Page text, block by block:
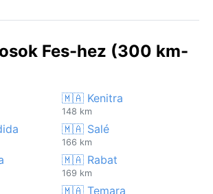
Fes-hez (300 km-
🇲🇦 Kenitra
148 km
🇲🇦 Salé
166 km
🇲🇦 Rabat
169 km
🇲🇦 Temara